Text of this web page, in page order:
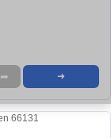
➦ ➜